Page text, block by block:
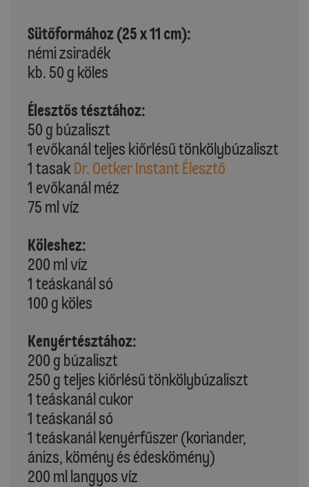
Sütőformához (25 x 11 cm):
némi zsiradék
kb. 50 g köles
Élesztős tésztához:
50 g búzaliszt
1 evőkanál teljes kiőrlésű tönkölybúzaliszt
1 tasak Dr. Oetker Instant Élesztő
1 evőkanál méz
75 ml víz
Köleshez:
200 ml víz
1 teáskanál só
100 g köles
Kenyértésztához:
200 g búzaliszt
250 g teljes kiőrlésű tönkölybúzaliszt
1 teáskanál cukor
1 teáskanál só
1 teáskanál kenyérfűszer (koriander,
ánizs, kömény és édeskömény)
200 ml langyos víz